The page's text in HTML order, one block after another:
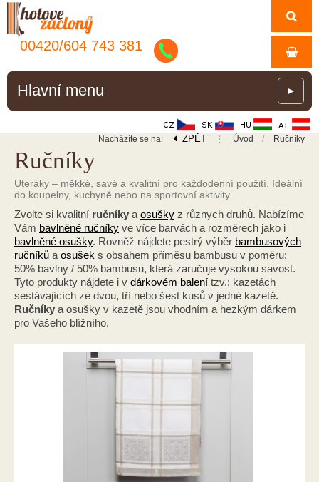
00420/604 743 381
Hlavní menu ►
Nacházíte se na: ZPĚT ⋮ Úvod / Ručníky
Ručníky
Uteráky – měkké, savé a kvalitní pro každodenní použití. Ideální
do koupelny, kuchyně nebo na sportovní aktivity.
Zvolte si kvalitní ručníky a osušky z různych druhů. Nabízíme
Vám bavlněné ručníky ve více barvách a rozměrech jako i
bavlněné osušky. Rovněž nájdete pestrý výběr bambusových
ručníků a osušek s obsahem příměsu bambusu v poměru:
50% bavlny / 50% bambusu, která zaručuje vysokou savost.
Tyto produkty nájdete i v dárkovém balení tzv.: kazetách
sestávajících ze dvou, tří nebo šest kusů v jedné kazetě.
Ručníky a osušky v kazetě jsou vhodním a hezkým dárkem
pro Vašeho blížního.